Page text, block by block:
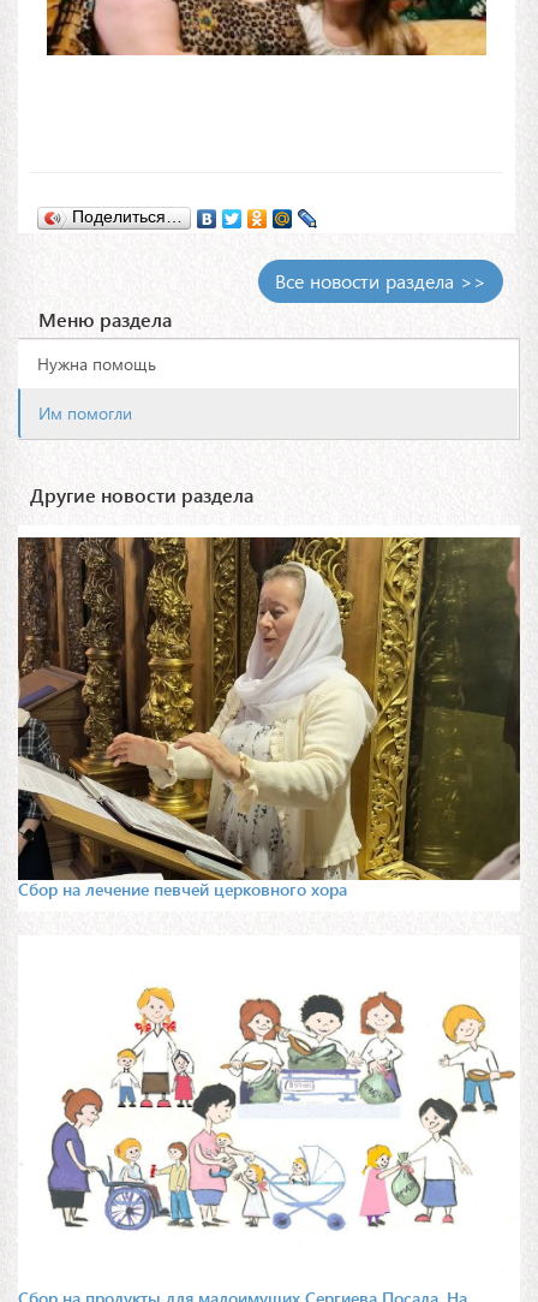
Поделиться…
Все новости раздела >>
Меню раздела
Нужна помощь
Им помогли
Другие новости раздела
Сбор на лечение певчей церковного хора